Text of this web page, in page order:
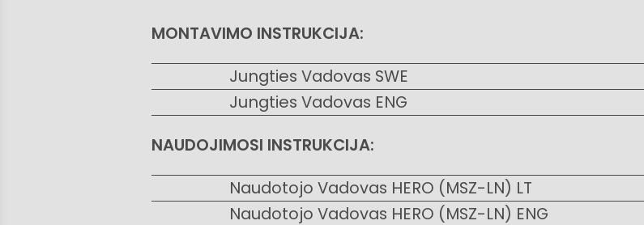
MONTAVIMO INSTRUKCIJA:
Jungties Vadovas SWE
Jungties Vadovas ENG
NAUDOJIMOSI INSTRUKCIJA:
Naudotojo Vadovas HERO (MSZ-LN) LT
Naudotojo Vadovas HERO (MSZ-LN) ENG